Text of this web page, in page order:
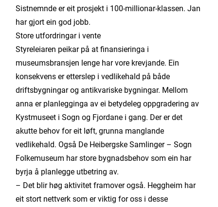
Sistnemnde er eit prosjekt i 100-millionar-klassen. Jan
har gjort ein god jobb.
Store utfordringar i vente
Styreleiaren peikar på at finansieringa i
museumsbransjen lenge har vore krevjande. Ein
konsekvens er etterslep i vedlikehald på både
driftsbygningar og antikvariske bygningar. Mellom
anna er planlegginga av ei betydeleg oppgradering av
Kystmuseet i Sogn og Fjordane i gang. Der er det
akutte behov for eit løft, grunna manglande
vedlikehald. Også De Heibergske Samlinger – Sogn
Folkemuseum har store bygnadsbehov som ein har
byrja å planlegge utbetring av.
– Det blir høg aktivitet framover også. Heggheim har
eit stort nettverk som er viktig for oss i desse